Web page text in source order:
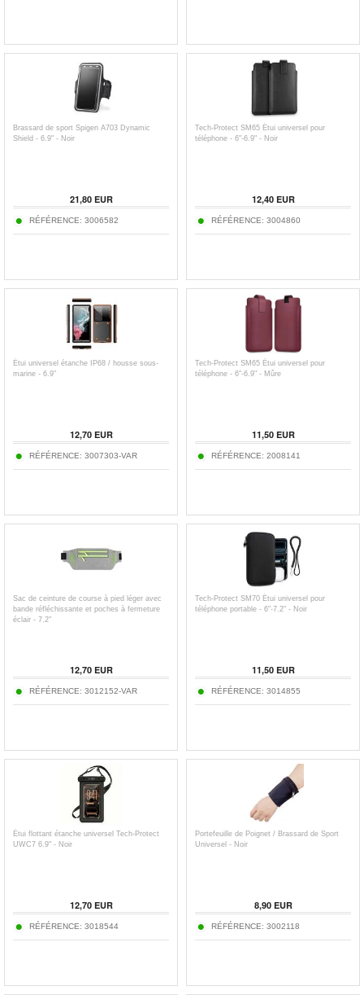
Brassard de sport Spigen A703 Dynamic
Shield - 6.9" - Noir
21,80EUR
RÉFÉRENCE: 3006582
Tech-Protect SM65 Étui universel pour
téléphone - 6"-6.9" - Noir
12,40EUR
RÉFÉRENCE: 3004860
Étui universel étanche IP68 / housse sous-
marine - 6.9"
12,70EUR
RÉFÉRENCE: 3007303-VAR
Tech-Protect SM65 Étui universel pour
téléphone - 6"-6.9" - Mûre
11,50EUR
RÉFÉRENCE: 2008141
Sac de ceinture de course à pied léger avec
bande réfléchissante et poches à fermeture
éclair - 7.2"
12,70EUR
RÉFÉRENCE: 3012152-VAR
Tech-Protect SM70 Étui universel pour
téléphone portable - 6"-7.2" - Noir
11,50EUR
RÉFÉRENCE: 3014855
Étui flottant étanche universel Tech-Protect
UWC7 6.9" - Noir
12,70EUR
RÉFÉRENCE: 3018544
Portefeuille de Poignet / Brassard de Sport
Universel - Noir
8,90EUR
RÉFÉRENCE: 3002118